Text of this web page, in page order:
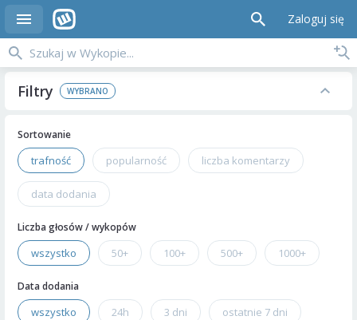
Zaloguj się
Filtry
Sortowanie
trafność popularność liczba komentarzy
data dodania
Liczba głosów / wykopów
wszystko 50+ 100+ 500+ 1000+
Data dodania
wszystko 24h 3 dni ostatnie 7 dni